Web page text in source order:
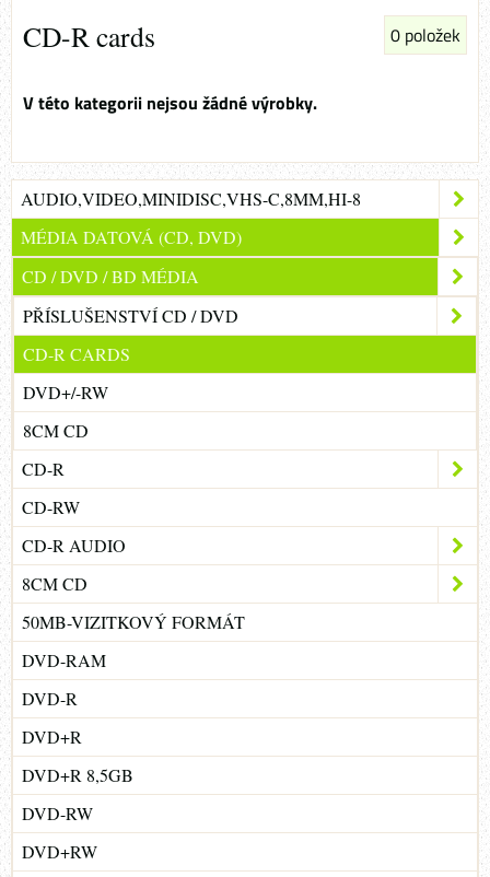
CD-R cards 0 položek
AUDIO,VIDEO,MINIDISC,VHS-C,8MM,HI-8
MÉDIA DATOVÁ (CD, DVD)
CD / DVD / BD MÉDIA
PŘÍSLUŠENSTVÍ CD / DVD
CD-R CARDS
DVD+/-RW
8CM CD
CD-R
CD-RW
CD-R AUDIO
8CM CD
50MB-VIZITKOVÝ FORMÁT
DVD-RAM
DVD-R
DVD+R
DVD+R 8,5GB
DVD-RW
DVD+RW